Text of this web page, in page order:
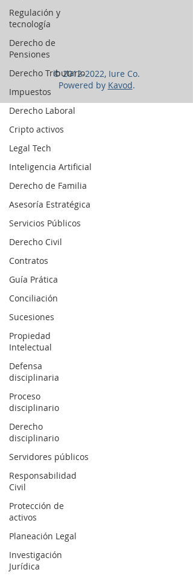
Regulación y
tecnología
Derecho de
Pensiones
Derecho Tributario
Impuestos
Derecho Laboral
Cripto activos
Legal Tech
Inteligencia Artificial
Derecho de Familia
Asesoría Estratégica
Servicios Públicos
Derecho Civil
Contratos
Guía Prática
Conciliación
Sucesiones
Propiedad
Intelectual
Defensa
disciplinaria
Proceso
disciplinario
Derecho
disciplinario
Servidores públicos
Responsabilidad
Civil
Protección de
activos
Planeación Legal
Investigación
Jurídica
©2012-2022, Iure Co.
Powered by Kavod.